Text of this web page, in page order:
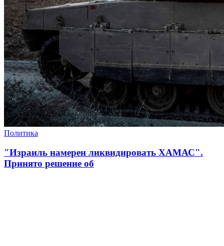
Политика
"Израиль намерен ликвидировать ХАМАС".
Принято решение об